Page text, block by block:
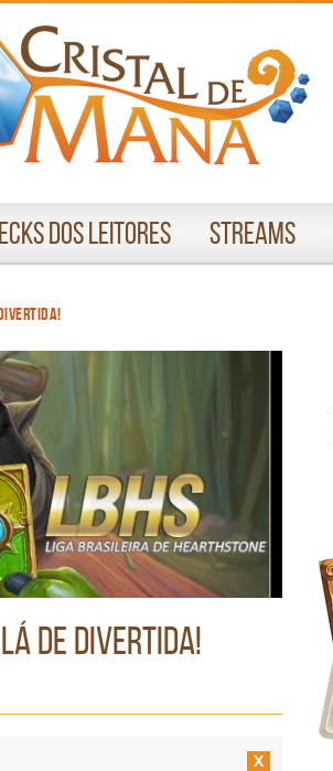
dos Leitores Streams
divertida!
lá de divertida!
X